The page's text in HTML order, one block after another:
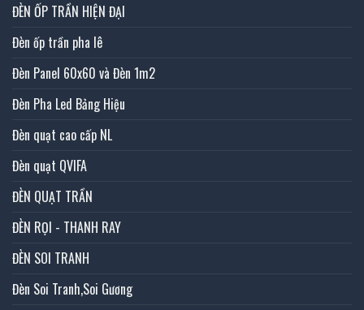
ĐÈN ỐP TRẦN HIỆN ĐẠI
Đèn ốp trần pha lê
Đèn Panel 60x60 và Đèn 1m2
Đèn Pha Led Bảng Hiệu
Đèn quạt cao cấp NL
Đèn quạt QVIFA
ĐÈN QUẠT TRẦN
ĐÈN RỌI - THANH RAY
ĐÈN SOI TRANH
Đèn Soi Tranh,Soi Gương